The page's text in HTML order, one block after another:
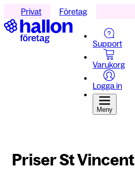
Privat Företag
Support
Varukorg
Logga in
Meny
Priser St Vincent